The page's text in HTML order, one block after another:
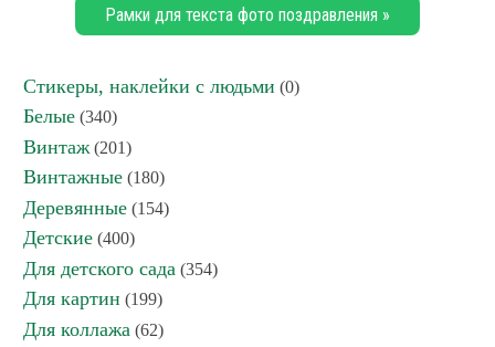
Рамки для текста фото поздравления »
Стикеры, наклейки с людьми (0)
Белые (340)
Винтаж (201)
Винтажные (180)
Деревянные (154)
Детские (400)
Для детского сада (354)
Для картин (199)
Для коллажа (62)